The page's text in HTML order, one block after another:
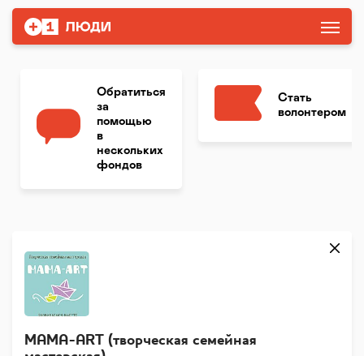
Обратиться
за
помощью
в
нескольких
фондов
Стать
волонтером
MAMA-ART (творческая семейная